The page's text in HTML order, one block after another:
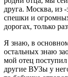
друга. Москва, из
спешки и
дорогах, только
Я знаю, в
остальных знаю
мой отец
другие ВУЗы у